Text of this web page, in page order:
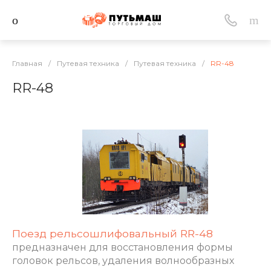
Главная / Путевая техника / Путевая техника / RR-48
RR-48
Поезд рельсошлифовальный RR-48
предназначен для восстановления формы
головок рельсов, удаления волнообразных